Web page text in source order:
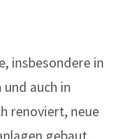
insbesondere in
auch in
renoviert, neue